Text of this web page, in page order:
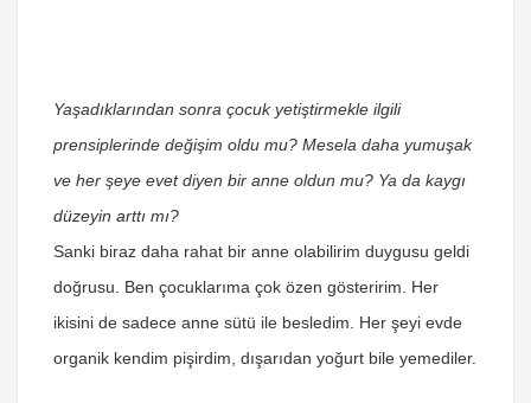
Yaşadıklarından sonra çocuk yetiştirmekle ilgili
prensiplerinde değişim oldu mu? Mesela daha yumuşak
ve her şeye evet diyen bir anne oldun mu? Ya da kaygı
düzeyin arttı mı?
Sanki biraz daha rahat bir anne olabilirim duygusu geldi
doğrusu. Ben çocuklarıma çok özen gösteririm. Her
ikisini de sadece anne sütü ile besledim. Her şeyi evde
organik kendim pişirdim, dışarıdan yoğurt bile yemediler.